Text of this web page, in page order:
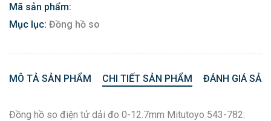
Mã sản phẩm:
Mục lục: Đồng hồ so
MÔ TẢ SẢN PHẨM CHI TIẾT SẢN PHẨM ĐÁNH GIÁ
Đồng hồ so điện tử dải đo 0-12.7mm Mitutoyo 543-782: